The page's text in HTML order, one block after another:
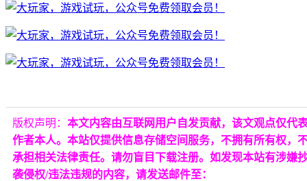
版权声明： 本文内容由互联网用户自发贡献，该文观点仅代
作者本人。本站仅提供信息存储空间服务，不拥有所有权，
承担相关法律责任。请勿盲目下载注册。如发现本站有涉嫌
袭侵权/违法违规的内容，请发送邮件至：